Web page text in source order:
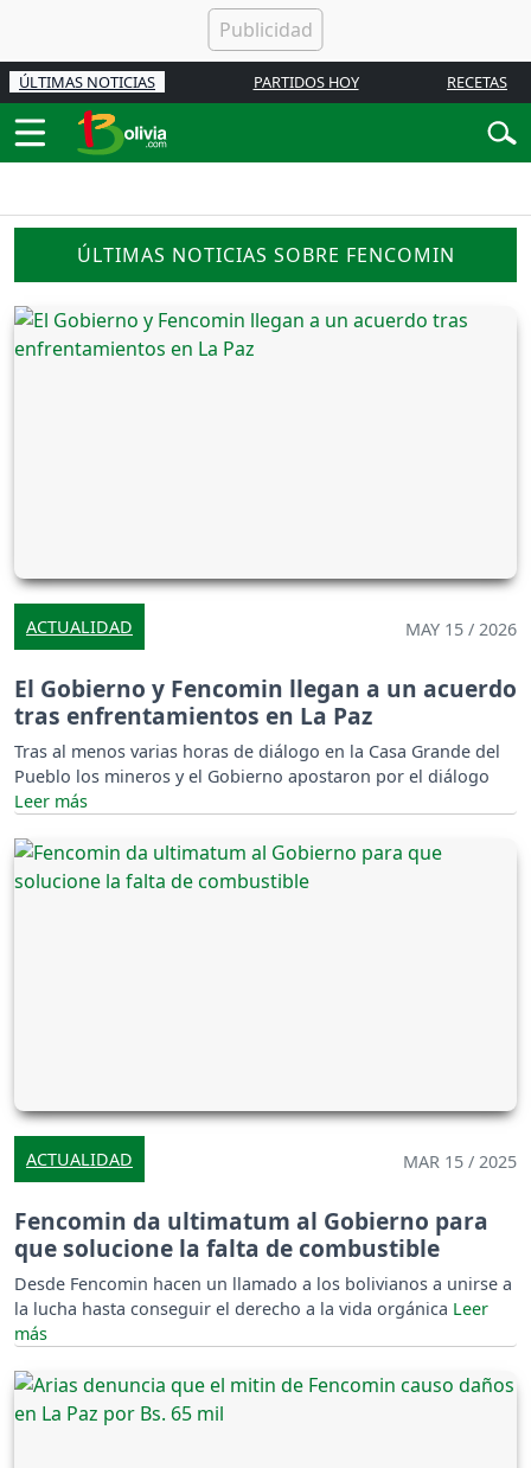
ÚLTIMAS NOTICIAS PARTIDOS HOY RECETAS
ÚLTIMAS NOTICIAS SOBRE FENCOMIN
ACTUALIDAD MAY 15 / 2026
El Gobierno y Fencomin llegan a un acuerdo
tras enfrentamientos en La Paz
Tras al menos varias horas de diálogo en la Casa Grande del
Pueblo los mineros y el Gobierno apostaron por el diálogo
ACTUALIDAD MAR 15 / 2025
Fencomin da ultimatum al Gobierno para
que solucione la falta de combustible
Desde Fencomin hacen un llamado a los bolivianos a unirse a
la lucha hasta conseguir el derecho a la vida orgánica